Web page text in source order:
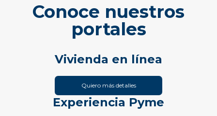
Conoce nuestros
portales
Vivienda en línea
Quiero más detalles
Experiencia Pyme